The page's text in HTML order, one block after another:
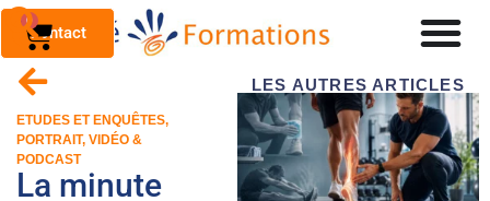
Contact
0
ETUDES ET ENQUÊTES,
PORTRAIT, VIDÉO &
PODCAST
La minute
LES AUTRES ARTICLES